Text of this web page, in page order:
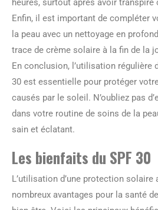
heures, surtout après avoir transpiré
Enfin, il est important de compléter
la peau avec un nettoyage en
trace de crème solaire à la fin de la
En conclusion, l’utilisation régulière
30 est essentielle pour protéger
causés par le soleil. N’oubliez pas
dans votre routine de soins de la
sain et éclatant.
Les bienfaits du SPF 30
L’utilisation d’une protection solaire
nombreux avantages pour la santé